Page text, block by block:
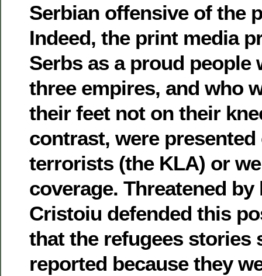
Serbian offensive of the
Indeed, the print media
Serbs as a proud people
three empires, and who
their feet not on their
contrast, were presented
terrorists (the KLA) or
coverage. Threatened
Cristoiu defended this
that the refugees stories
reported because they